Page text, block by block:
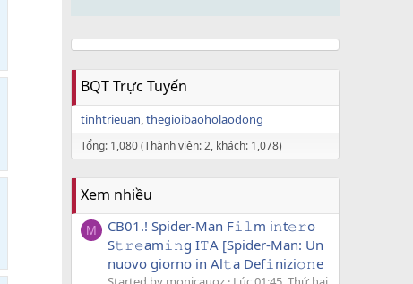
BQT Trực Tuyến
tinhtrieuan thegioibaoholaodong
Tổng: 1,080 (Thành viên: 2, khách: 1,078)
Xem nhiều
M
CB01.! Spider-Man F𝚒𝚕m i𝚗t𝚎𝚛o
S𝚝𝚛𝚎am𝚒𝚗g I𝚃A [Spider-Man: Un
nuovo giorno in Al𝚝a Def𝚒nizi𝚘𝚗e